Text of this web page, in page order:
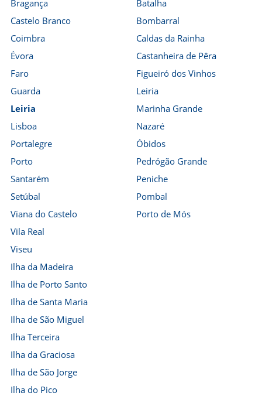
Bragança
Castelo Branco
Coimbra
Évora
Faro
Guarda
Leiria
Lisboa
Portalegre
Porto
Santarém
Setúbal
Viana do Castelo
Vila Real
Viseu
Ilha da Madeira
Ilha de Porto Santo
Ilha de Santa Maria
Ilha de São Miguel
Ilha Terceira
Ilha da Graciosa
Ilha de São Jorge
Ilha do Pico
Batalha
Bombarral
Caldas da Rainha
Castanheira de Pêra
Figueiró dos Vinhos
Leiria
Marinha Grande
Nazaré
Óbidos
Pedrógão Grande
Peniche
Pombal
Porto de Mós